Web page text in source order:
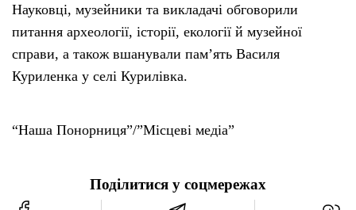
Науковці, музейники та викладачі обговорили
питання археології, історії, екології й музейної
справи, а також вшанували пам’ять Василя
Куриленка у селі Курилівка.
“Наша Понорниця”/”Місцеві медіа”
Поділитися у соцмережах